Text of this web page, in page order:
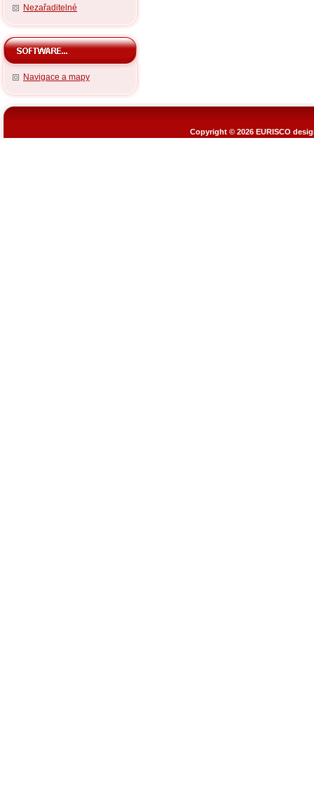
Nezařaditelné
Navigace a mapy
Copyright © 2026 EURISCO